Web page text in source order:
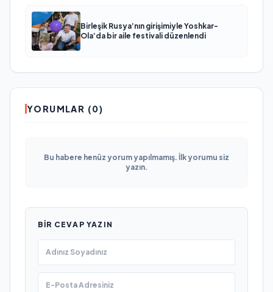
Birleşik Rusya’nın girişimiyle Yoshkar-
Ola’da bir aile festivali düzenlendi
YORUMLAR (0)
Bu habere henüz yorum yapılmamış. İlk yorumu siz
yazın.
BIR CEVAP YAZIN